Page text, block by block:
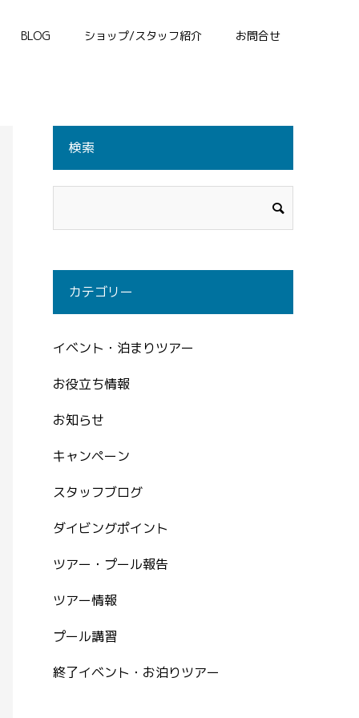
BLOG ショップ/スタッフ紹介 お問合せ
検索
カテゴリー
イベント・泊まりツアー
お役立ち情報
お知らせ
キャンペーン
スタッフブログ
ダイビングポイント
ツアー・プール報告
ツアー情報
プール講習
終了イベント・お泊りツアー